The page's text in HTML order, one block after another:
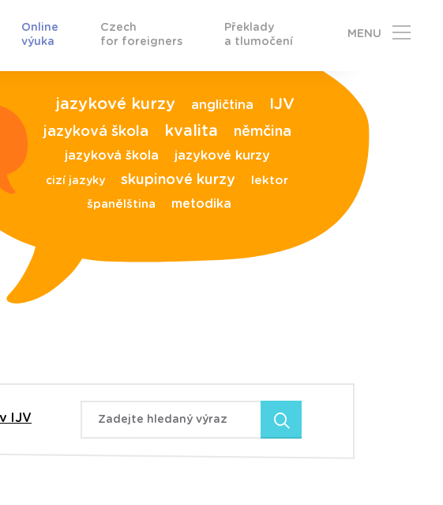
Online
výuka
Czech
for foreigners
Překlady
a tlumočení
MENU
jazykové kurzy angličtina IJV
jazyková škola kvalita němčina
jazyková škola jazykové kurzy
cizí jazyky skupinové kurzy
lektor
španělština
metodika
IJV Zadejte hledaný výraz